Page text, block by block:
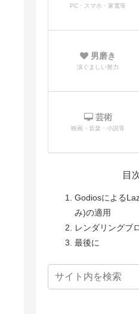
PC・スマホ・家電等
男磨き
涙ぐましい努力
芸術
映画・音楽・小説等
目
Godiosによる
み)の適用
レンダリングブ
最後に